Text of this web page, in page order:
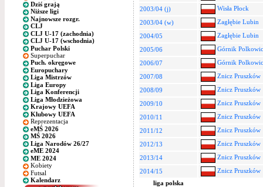
Dziś grają
Niższe ligi
Najnowsze rozgr.
CLJ
CLJ U-17 (zachodnia)
CLJ U-17 (wschodnia)
Puchar Polski
Superpuchar
Puch. okręgowe
Europuchary
Liga Mistrzów
Liga Europy
Liga Konferencji
Liga Młodzieżowa
Krajowy UEFA
Klubowy UEFA
Reprezentacja
eMŚ 2026
MŚ 2026
Liga Narodów 26/27
eME 2024
ME 2024
Kobiety
Futsal
Kalendarz
2003/04 (j)
Wisła Płock
2003/04 (w)
Zagłębie Lubin
2004/05
Zagłębie Lubin
2005/06
Górnik
2006/07
Górnik
2007/08
Znicz Pruszków
2008/09
Znicz Pruszków
2009/10
Znicz Pruszków
2010/11
Znicz Pruszków
2011/12
Znicz Pruszków
2012/13
Znicz Pruszków
2013/14
Znicz Pruszków
2014/15
Znicz Pruszków
liga polska